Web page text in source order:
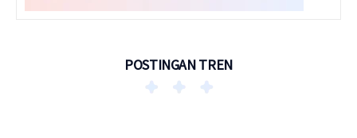
POSTINGAN TREN